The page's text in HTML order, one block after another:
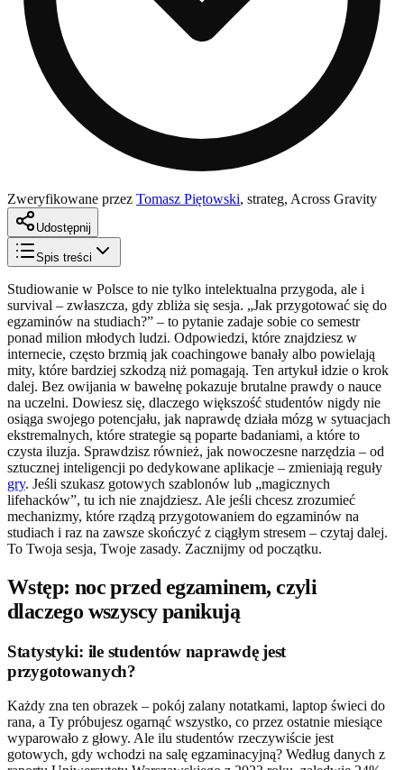
Zweryfikowane przez Tomasz Piętowski, strateg, Across Gravity
Udostępnij
Spis treści
Studiowanie w Polsce to nie tylko intelektualna przygoda, ale i
survival – zwłaszcza, gdy zbliża się sesja. „Jak przygotować się do
egzaminów na studiach?” – to pytanie zadaje sobie co semestr
ponad milion młodych ludzi. Odpowiedzi, które znajdziesz w
internecie, często brzmią jak coachingowe banały albo powielają
mity, które bardziej szkodzą niż pomagają. Ten artykuł idzie o krok
dalej. Bez owijania w bawełnę pokazuje brutalne prawdy o nauce
na uczelni. Dowiesz się, dlaczego większość studentów nigdy nie
osiąga swojego potencjału, jak naprawdę działa mózg w sytuacjach
ekstremalnych, które strategie są poparte badaniami, a które to
czysta iluzja. Sprawdzisz również, jak nowoczesne narzędzia – od
sztucznej inteligencji po dedykowane aplikacje – zmieniają reguły
gry. Jeśli szukasz gotowych szablonów lub „magicznych
lifehacków”, tu ich nie znajdziesz. Ale jeśli chcesz zrozumieć
mechanizmy, które rządzą przygotowaniem do egzaminów na
studiach i raz na zawsze skończyć z ciągłym stresem – czytaj dalej.
To Twoja sesja, Twoje zasady. Zacznijmy od początku.
Wstęp: noc przed egzaminem, czyli
dlaczego wszyscy panikują
Statystyki: ile studentów naprawdę jest
przygotowanych?
Każdy zna ten obrazek – pokój zalany notatkami, laptop świeci do
rana, a Ty próbujesz ogarnąć wszystko, co przez ostatnie miesiące
wyparowało z głowy. Ale ilu studentów rzeczywiście jest
gotowych, gdy wchodzi na salę egzaminacyjną? Według danych z